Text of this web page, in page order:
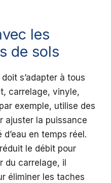
les
de sols
s’adapter à tous
carrelage, vinyle,
exemple, utilise des
ajuster la puissance
en temps réel.
le débit pour
du carrelage, il
éliminer les taches